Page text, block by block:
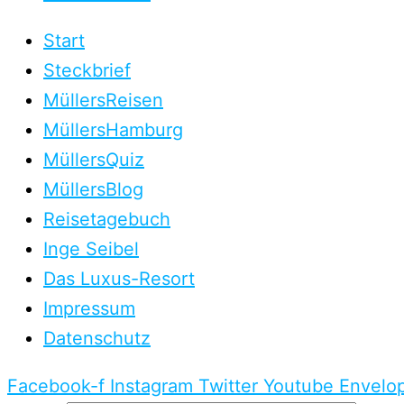
Start
Steckbrief
MüllersReisen
MüllersHamburg
MüllersQuiz
MüllersBlog
Reisetagebuch
Inge Seibel
Das Luxus-Resort
Impressum
Datenschutz
Facebook-f Instagram Twitter Youtube